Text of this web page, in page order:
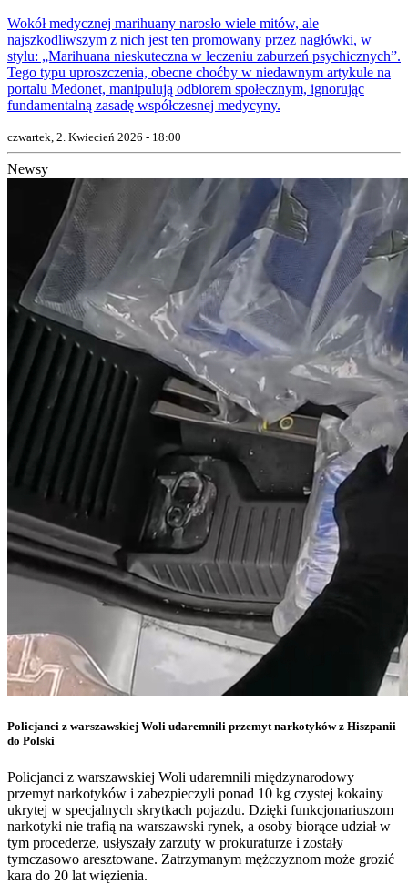
Wokół medycznej marihuany narosło wiele mitów, ale
najszkodliwszym z nich jest ten promowany przez nagłówki, w
stylu: „Marihuana nieskuteczna w leczeniu zaburzeń psychicznych”.
Tego typu uproszczenia, obecne choćby w niedawnym artykule na
portalu Medonet, manipulują odbiorem społecznym, ignorując
fundamentalną zasadę współczesnej medycyny.
czwartek, 2. Kwiecień 2026 - 18:00
Newsy
Policjanci z warszawskiej Woli udaremnili przemyt narkotyków z Hiszpanii
do Polski
Policjanci z warszawskiej Woli udaremnili międzynarodowy
przemyt narkotyków i zabezpieczyli ponad 10 kg czystej kokainy
ukrytej w specjalnych skrytkach pojazdu. Dzięki funkcjonariuszom
narkotyki nie trafią na warszawski rynek, a osoby biorące udział w
tym procederze, usłyszały zarzuty w prokuraturze i zostały
tymczasowo aresztowane. Zatrzymanym mężczyznom może grozić
kara do 20 lat więzienia.